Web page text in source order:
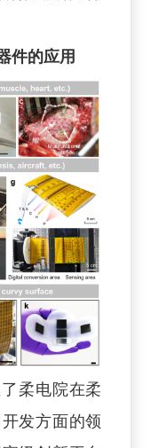
件的应用
柔电院在柔
发方面的领